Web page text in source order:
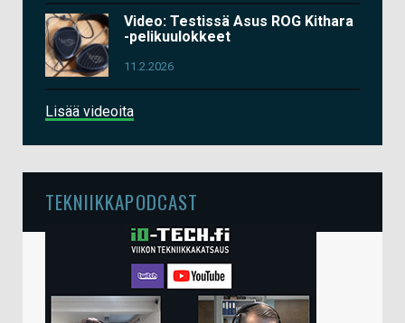
Video: Testissä Asus ROG Kithara
-pelikuulokkeet
11.2.2026
Lisää videoita
TEKNIIKKAPODCAST